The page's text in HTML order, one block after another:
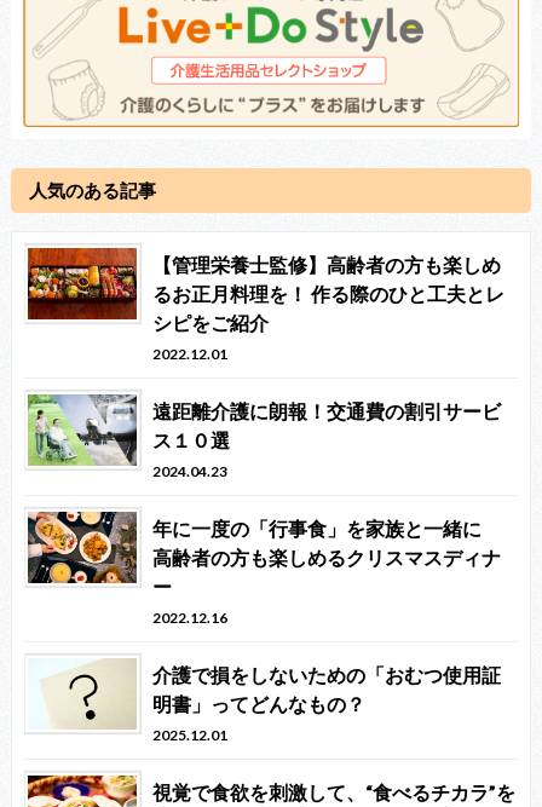
人気のある記事
【管理栄養士監修】高齢者の方も楽しめ
るお正月料理を！ 作る際のひと工夫とレ
シピをご紹介
2022.12.01
遠距離介護に朗報！交通費の割引サービ
ス１０選
2024.04.23
年に一度の「行事食」を家族と一緒に
高齢者の方も楽しめるクリスマスディナ
ー
2022.12.16
介護で損をしないための「おむつ使用証
明書」ってどんなもの？
2025.12.01
視覚で食欲を刺激して、“食べるチカラ”を